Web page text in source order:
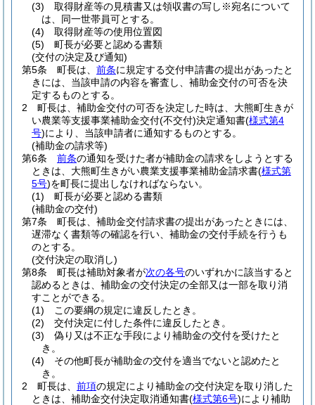
(3)
取得財産等の見積書又は領収書の写し※宛名について
は、同一世帯員可とする。
(4)
取得財産等の使用位置図
(5)
町長が必要と認める書類
(交付の決定及び通知)
第5条
町長は、 前条に規定する交付申請書の提出があったと
きには、当該申請の内容を審査し、補助金交付の可否を決
定するものとする。
2
町長は、補助金交付の可否を決定した時は、大熊町生きが
い農業等支援事業補助金交付(不交付)決定通知書(様式第4
号)により、当該申請者に通知するものとする。
(補助金の請求等)
第6条
前条の通知を受けた者が補助金の請求をしようとする
ときは、大熊町生きがい農業支援事業補助金請求書(様式第
5号)を町長に提出しなければならない。
(1)
町長が必要と認める書類
(補助金の交付)
第7条
町長は、補助金交付請求書の提出があったときには、
遅滞なく書類等の確認を行い、補助金の交付手続を行うも
のとする。
(交付決定の取消し)
第8条
町長は補助対象者が次の各号のいずれかに該当すると
認めるときは、補助金の交付決定の全部又は一部を取り消
すことができる。
(1)
この要綱の規定に違反したとき。
(2)
交付決定に付した条件に違反したとき。
(3)
偽り又は不正な手段により補助金の交付を受けたと
き。
(4)
その他町長が補助金の交付を適当でないと認めたと
き。
2
町長は、 前項の規定により補助金の交付決定を取り消した
ときは、補助金交付決定取消通知書(様式第6号)により補助